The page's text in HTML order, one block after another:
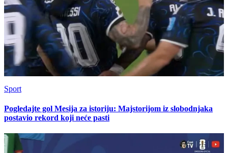
Sport
Pogledajte gol Mesija za istoriju: Majstorijom iz slobodnjaka
postavio rekord koji neće pasti